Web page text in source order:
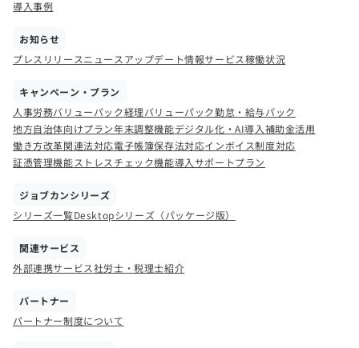
導入事例
お知らせ
プレスリリースニュース アップデート情報サービス稼働状況
キャンペーン・プラン
人事労務バリューパック経理バリューパック勤怠・給与パック
地方自治体向けプラン年末調整機能デジタル化・AI導入補助金活用
働き方改革関連法対応電子帳簿保存法対応インボイス制度対応
証憑管理機能ストレスチェック機能導入サポートプラン
ジョブカンシリーズ
シリーズ一覧Desktopシリーズ（パッケージ版）
関連サービス
外部連携サービス社労士・税理士紹介
パートナー
パートナー制度について